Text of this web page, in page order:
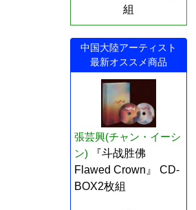
組
中国大陸アーティスト
最新オススメ商品
張芸興(チャン・イーシ
ン)
『斗战胜佛
Flawed Crown』 CD-
BOX2枚組